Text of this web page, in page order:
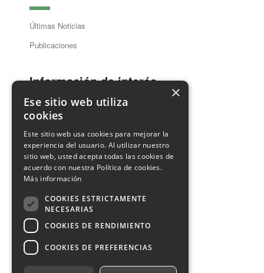
Últimas Noticias
Publicaciones
Información de interés
Guía Dentistas
Ventanilla Única
Contacto
Información de Contacto
Aviso legal
×
Ese sitio web utiliza
cookies
Este sitio web usa cookies para mejorar la
experiencia del usuario. Al utilizar nuestro
sitio web, usted acepta todas las cookies de
acuerdo con nuestra Política de cookies.
Más información
COOKIES ESTRICTAMENTE
NECESARIAS
COOKIES DE RENDIMIENTO
COOKIES DE PREFERENCIAS